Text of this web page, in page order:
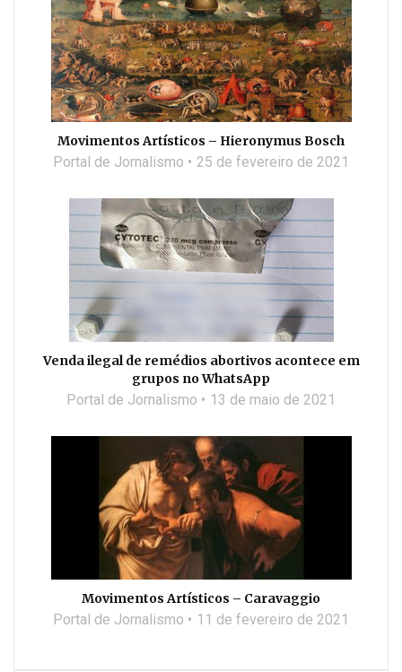
Movimentos Artísticos – Hieronymus Bosch
Portal de Jornalismo 25 de fevereiro de 2021
Venda ilegal de remédios abortivos acontece em
grupos no WhatsApp
Portal de Jornalismo 13 de maio de 2021
Movimentos Artísticos – Caravaggio
Portal de Jornalismo 11 de fevereiro de 2021